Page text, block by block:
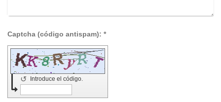
Captcha (código antispam): *
Introduce el código.
↺